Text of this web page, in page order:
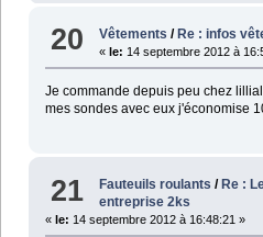
20 Vêtements /Re : infos
«le: 14 septembre 2012 à
Je commande depuis peu chez
mes sondes avec eux j'économise
21 Fauteuils roulants / Re :
entreprise 2ks
« le: 14 septembre 2012 à 16:48:21 »